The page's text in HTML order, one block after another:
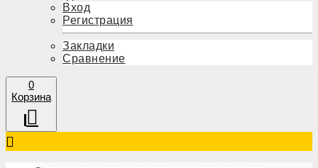
Вход
Регистрация
Закладки
Сравнение
0
Корзина